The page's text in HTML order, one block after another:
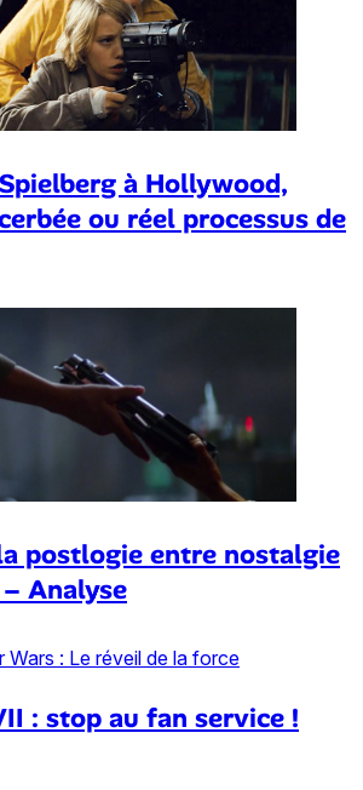
à Hollywood,
ou réel processus de
la postlogie entre nostalgie
Analyse
: stop au fan service !